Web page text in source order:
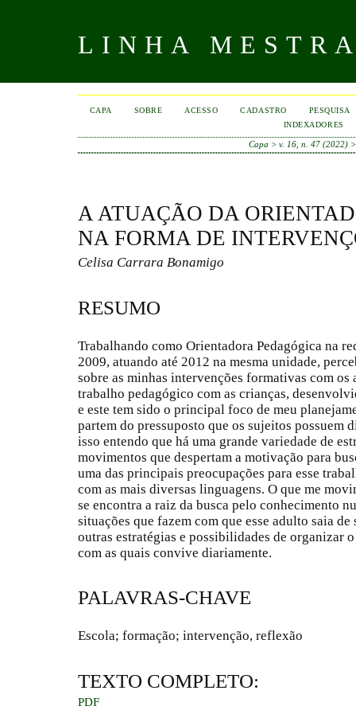
LINHA
CAPA SOBRE ACESSO CADASTRO
PESQUISA
INDEXADORES
Capa >v. 16, n. 47 (2022)
A ATUAÇÃO DA
NA FORMA DE
Celisa Carrara Bonamigo
RESUMO
Trabalhando como Orientadora Pedagógica na
2009, atuando até 2012 na mesma unidade,
sobre as minhas intervenções formativas com
trabalho pedagógico com as crianças,
e este tem sido o principal foco de meu
partem do pressuposto que os sujeitos possuem
isso entendo que há uma grande variedade de
movimentos que despertam a motivação para
uma das principais preocupações para esse
com as mais diversas linguagens. O que me
se encontra a raiz da busca pelo conhecimento
situações que fazem com que esse adulto saia
outras estratégias e possibilidades de organizar
com as quais convive diariamente.
PALAVRAS-CHAVE
Escola; formação; intervenção, reflexão
TEXTO COMPLETO:
PDF